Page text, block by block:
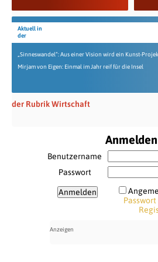
Aktuell in
der
„Sinneswandel“: Aus einer Vision wird ein Kunst-
Mirjam von Eigen: Einmal im Jahr reif für die Insel
der Rubrik Wirtschaft
Anmelden
Benutzername
Passwort